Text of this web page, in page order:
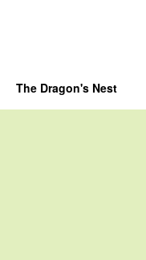
The Dragon's Nest